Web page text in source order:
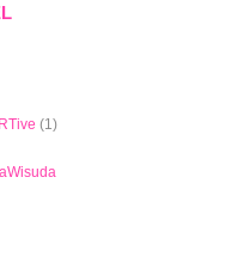
(1)